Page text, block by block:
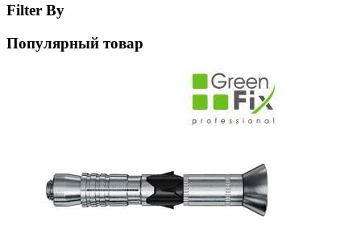
Filter By
Популярный товар